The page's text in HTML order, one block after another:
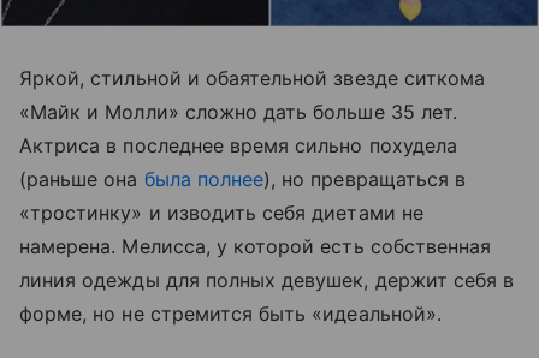
Яркой, стильной и обаятельной звезде ситкома
«Майк и Молли» сложно дать больше 35 лет.
Актриса в последнее время сильно похудела
(раньше она была полнее), но превращаться в
«тростинку» и изводить себя диетами не
намерена. Мелисса, у которой есть собственная
линия одежды для полных девушек, держит себя в
форме, но не стремится быть «идеальной».